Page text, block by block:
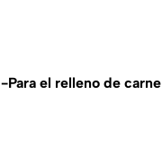
-Para el relleno de carne